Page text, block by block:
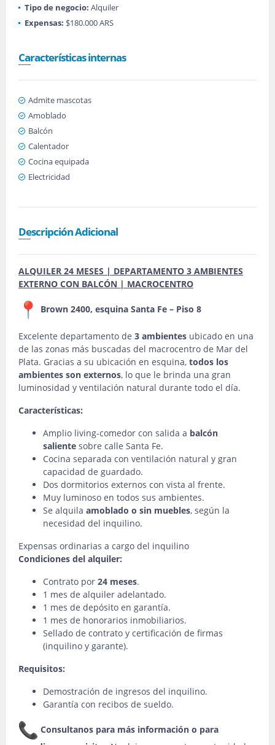
Tipo de negocio: Alquiler
Expensas: $180.000 ARS
Características internas
Admite mascotas
Amoblado
Balcón
Calentador
Cocina equipada
Electricidad
Descripción Adicional
ALQUILER 24 MESES | DEPARTAMENTO 3 AMBIENTES
EXTERNO CON BALCÓN | MACROCENTRO
Brown 2400, esquina Santa Fe – Piso 8
Excelente departamento de 3 ambientes ubicado en una
de las zonas más buscadas del macrocentro de Mar del
Plata. Gracias a su ubicación en esquina, todos los
ambientes son externos, lo que le brinda una gran
luminosidad y ventilación natural durante todo el día.
Características:
Amplio living-comedor con salida a balcón
saliente sobre calle Santa Fe.
Cocina separada con ventilación natural y gran
capacidad de guardado.
Dos dormitorios externos con vista al frente.
Muy luminoso en todos sus ambientes.
Se alquila amoblado o sin muebles, según la
necesidad del inquilino.
Expensas ordinarias a cargo del inquilino
Condiciones del alquiler:
Contrato por 24 meses.
1 mes de alquiler adelantado.
1 mes de depósito en garantía.
1 mes de honorarios inmobiliarios.
Sellado de contrato y certificación de firmas
(inquilino y garante).
Requisitos:
Demostración de ingresos del inquilino.
Garantía con recibos de sueldo.
Consultanos para más información o para